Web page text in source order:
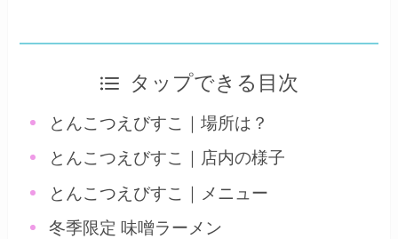
タップできる目次
とんこつえびすこ｜場所は？
とんこつえびすこ｜店内の様子
とんこつえびすこ｜メニュー
冬季限定 味噌ラーメン